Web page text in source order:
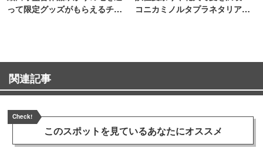
って限定グッズがもらえるチャ
コニカミノルタプラネタリア
関連記事
Check!
このスポットを見ているあなたにオススメ